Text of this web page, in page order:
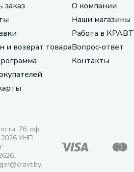
и возврат товара
О компании
Наши магазины
Работа в КРАВТ
Вопрос-ответ
Контакты
76, оф.
УНП